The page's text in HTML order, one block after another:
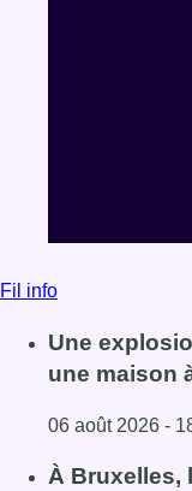
Fil info
Une
une maison
06 août 2026 -
Lire l'article
À Bruxelles,